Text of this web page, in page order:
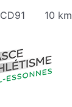
CD91 10